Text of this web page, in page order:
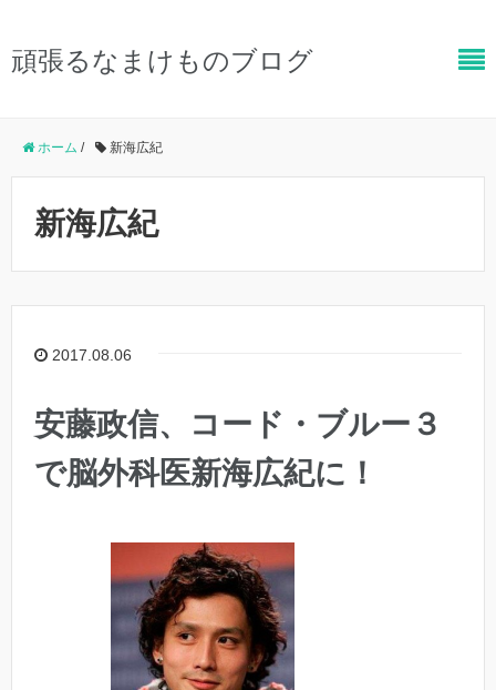
頑張るなまけものブログ
ホーム / 新海広紀
新海広紀
2017.08.06
安藤政信、コード・ブルー３
で脳外科医新海広紀に！